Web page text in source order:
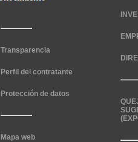
Transparencia
Perfil del contratante
Protección de datos
Mapa web